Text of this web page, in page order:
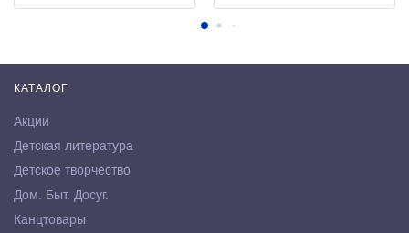
КАТАЛОГ
Акции
Детская литература
Детское творчество
Дом. Быт. Досуг.
Канцтовары